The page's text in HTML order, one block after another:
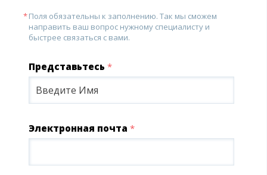
Поля обязательны к заполнению. Так мы сможем
направить ваш вопрос нужному специалисту и
быстрее связаться с вами.
Представьтесь *
Электронная почта *